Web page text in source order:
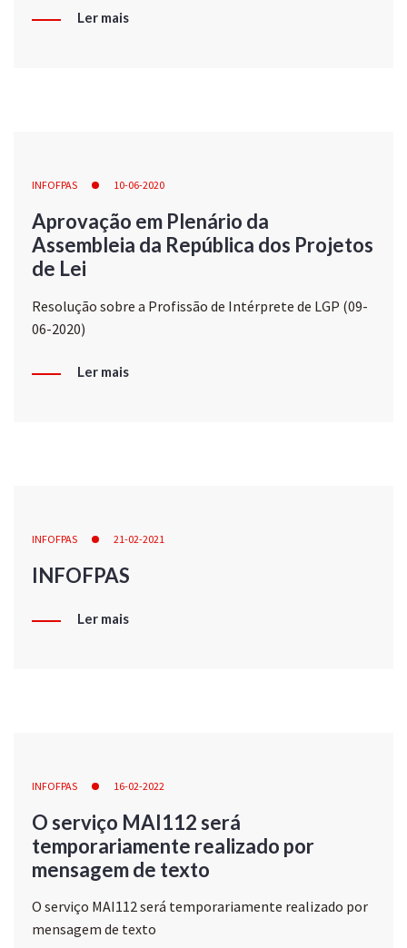
Ler mais
INFOFPAS 10-06-2020
Aprovação em Plenário da
Assembleia da República dos Projetos
de Lei
Resolução sobre a Profissão de Intérprete de LGP (09-
06-2020)
Ler mais
INFOFPAS 21-02-2021
INFOFPAS
Ler mais
INFOFPAS 16-02-2022
O serviço MAI112 será
temporariamente realizado por
mensagem de texto
O serviço MAI112 será temporariamente realizado por
mensagem de texto